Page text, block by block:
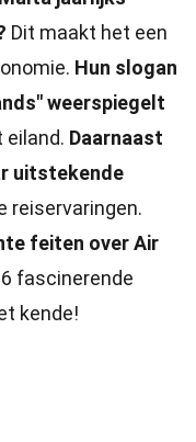
Dit maakt het een
Hun slogan
weerspiegelt
eiland. Daarnaast
uitstekende
reiservaringen.
feiten over Air
fascinerende
kende!